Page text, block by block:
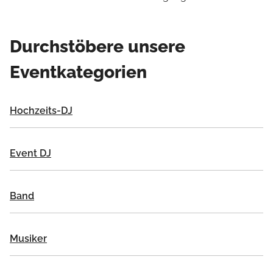
Durchstöbere unsere
Eventkategorien
Hochzeits-DJ
Event DJ
Band
Musiker